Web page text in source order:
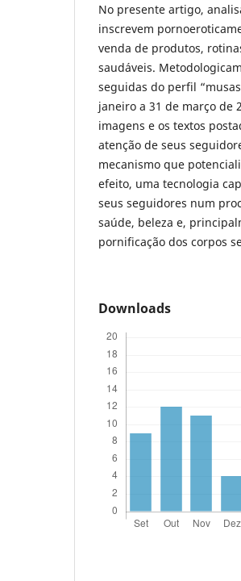
No presente artigo,
inscrevem
venda de produtos,
saudáveis.
seguidas do perfil
janeiro a 31 de março de
imagens e os textos
atenção de seus
mecanismo que
efeito, uma tecnologia
seus seguidores num
saúde, beleza e,
pornificação dos corpos
Downloads